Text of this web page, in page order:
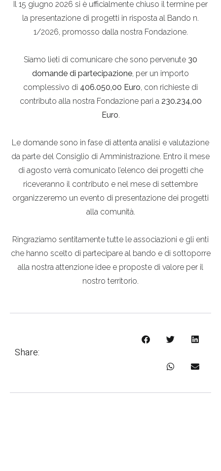
Il 15 giugno 2026 si è ufficialmente chiuso il termine per
la presentazione di progetti in risposta al Bando n.
1/2026, promosso dalla nostra Fondazione.
Siamo lieti di comunicare che sono pervenute 30
domande di partecipazione, per un importo
complessivo di 406.050,00 Euro, con richieste di
contributo alla nostra Fondazione pari a 230.234,00
Euro.
Le domande sono in fase di attenta analisi e valutazione
da parte del Consiglio di Amministrazione. Entro il mese
di agosto verrà comunicato l’elenco dei progetti che
riceveranno il contributo e nel mese di settembre
organizzeremo un evento di presentazione dei progetti
alla comunità.
Ringraziamo sentitamente tutte le associazioni e gli enti
che hanno scelto di partecipare al bando e di sottoporre
alla nostra attenzione idee e proposte di valore per il
nostro territorio.
Share: